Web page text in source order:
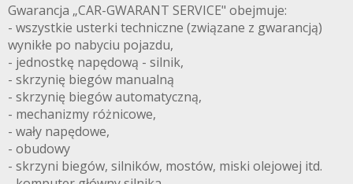
Gwarancja „CAR-GWARANT SERVICE" obejmuje:
- wszystkie usterki techniczne (związane z gwarancją)
wynikłe po nabyciu pojazdu,
- jednostkę napędową - silnik,
- skrzynię biegów manualną
- skrzynię biegów automatyczną,
- mechanizmy różnicowe,
- wały napędowe,
- obudowy
- skrzyni biegów, silników, mostów, miski olejowej itd.